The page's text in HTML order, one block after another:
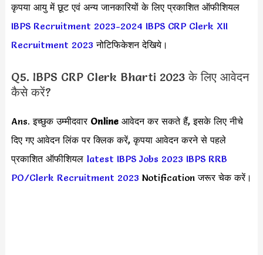
कृपया आयु में छूट एवं अन्य जानकारियों के लिए प्रकाशित ऑफीशियल
IBPS Recruitment 2023-2024 IBPS CRP Clerk XII
Recruitment 2023 नोटिफिकेशन देखिये।
Q5. IBPS CRP Clerk Bharti 2023 के लिए आवेदन
कैसे करें?
Ans. इच्छुक उम्मीदवार Online आवेदन कर सकते हैं, इसके लिए नीचे
दिए गए आवेदन लिंक पर क्लिक करें, कृपया आवेदन करने से पहले
प्रकाशित ऑफीशियल latest IBPS Jobs 2023 IBPS RRB
PO/Clerk Recruitment 2023 Notification जरूर चेक करें।